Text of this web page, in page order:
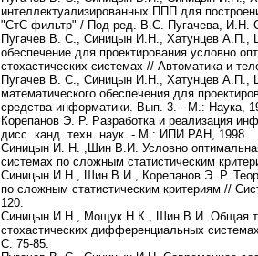
интеллектуализированных ППП для
"СтС-фильтр" / Под ред. В.С. Пугачева,
Пугачев В. С., Синицын И.Н., Хатунцев А.П.,
обеспечение для проектирования условно
стохастических системах // Автоматика и
Пугачев В. С., Синицын И.Н., Хатунцев А.П.,
математического обеспечения для
средства информатики. Вып. 3. - М.: Наука,
Корепанов Э. Р. Разработка и реализация
дисс. канд. техн. наук. - М.: ИПИ РАН, 1998.
Синицын И. Н. ,Шин В.И. Условно
системах по сложным статистическим
Синицын И.Н., Шин В.И., Корепанов Э. Р.
по сложным статистическим критериям //
120.
Синицын И.Н., Мощук Н.К., Шин В.И. Общая
стохастических дифференциальных
С. 75-85.